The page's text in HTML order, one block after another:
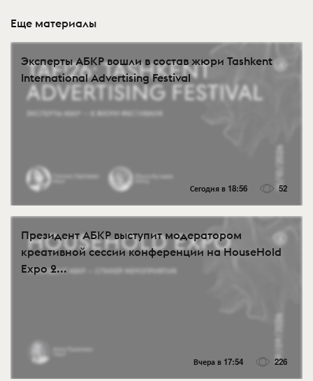
Еще материалы
Эксперты АБКР вошли в состав жюри Tashkent
International Advertising Festival
Сегодня в 18:56 52
Президент АБКР выступит модератором
креативной сессии конференции на HouseHold
Expo 2...
Вчера в 17:54 226